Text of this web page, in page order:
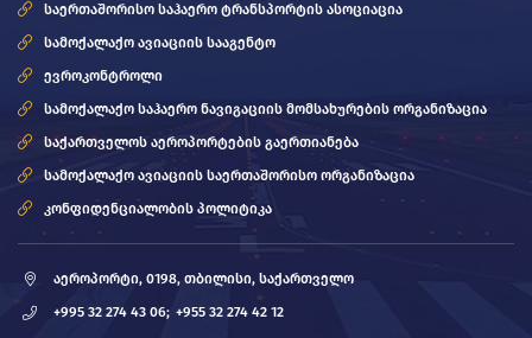
საერთაშორისო საჰაერო ტრანსპორტის ასოციაცია
სამოქალაქო ავიაციის სააგენტო
ევროკონტროლი
სამოქალაქო საჰაერო ნავიგაციის მომსახურების ორგანიზაცია
საქართველოს აეროპორტების გაერთიანება
სამოქალაქო ავიაციის საერთაშორისო ორგანიზაცია
კონფიდენციალობის პოლიტიკა
აეროპორტი, 0198, თბილისი, საქართველო
+995 32 274 43 06; +955 32 274 42 12